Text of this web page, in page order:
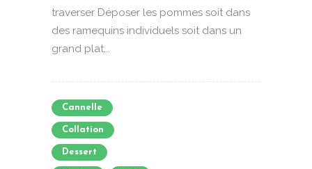
traverser Déposer les pommes soit dans
des ramequins individuels soit dans un
grand plat...
Cannelle
Collation
Dessert